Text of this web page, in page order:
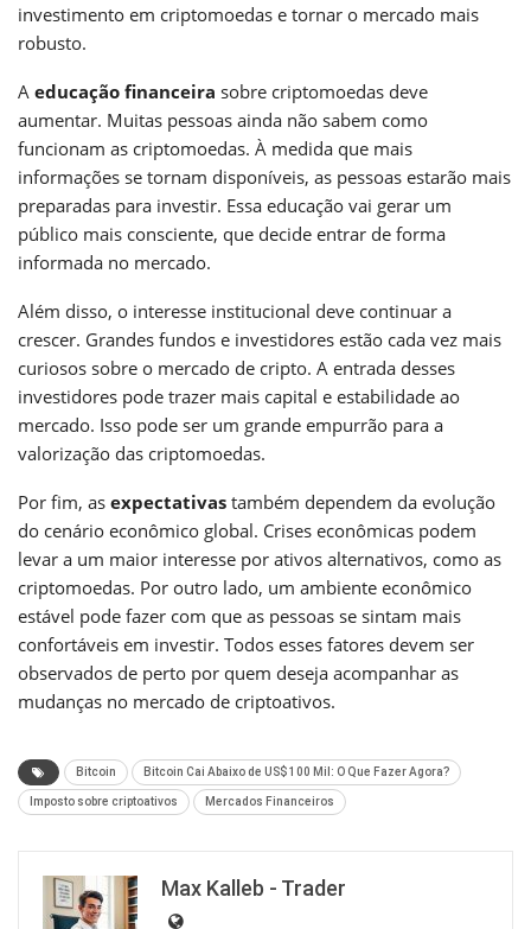
investimento em criptomoedas e tornar o mercado mais
robusto.
A educação financeira sobre criptomoedas deve
aumentar. Muitas pessoas ainda não sabem como
funcionam as criptomoedas. À medida que mais
informações se tornam disponíveis, as pessoas estarão mais
preparadas para investir. Essa educação vai gerar um
público mais consciente, que decide entrar de forma
informada no mercado.
Além disso, o interesse institucional deve continuar a
crescer. Grandes fundos e investidores estão cada vez mais
curiosos sobre o mercado de cripto. A entrada desses
investidores pode trazer mais capital e estabilidade ao
mercado. Isso pode ser um grande empurrão para a
valorização das criptomoedas.
Por fim, as expectativas também dependem da evolução
do cenário econômico global. Crises econômicas podem
levar a um maior interesse por ativos alternativos, como as
criptomoedas. Por outro lado, um ambiente econômico
estável pode fazer com que as pessoas se sintam mais
confortáveis em investir. Todos esses fatores devem ser
observados de perto por quem deseja acompanhar as
mudanças no mercado de criptoativos.
Bitcoin Bitcoin Cai Abaixo de US$ 100 Mil: O Que Fazer Agora?
Imposto sobre criptoativos Mercados Financeiros
Max Kalleb - Trader